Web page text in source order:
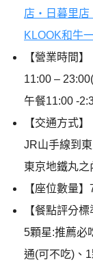
店・日暮里
KLOOK和牛
【營業時間】
11:00 –
午餐11:00 -
【交通方式】
JR山手線到
東京地鐵丸
【座位數量
【餐點評分
5顆星:推薦必
通(可不吃)、